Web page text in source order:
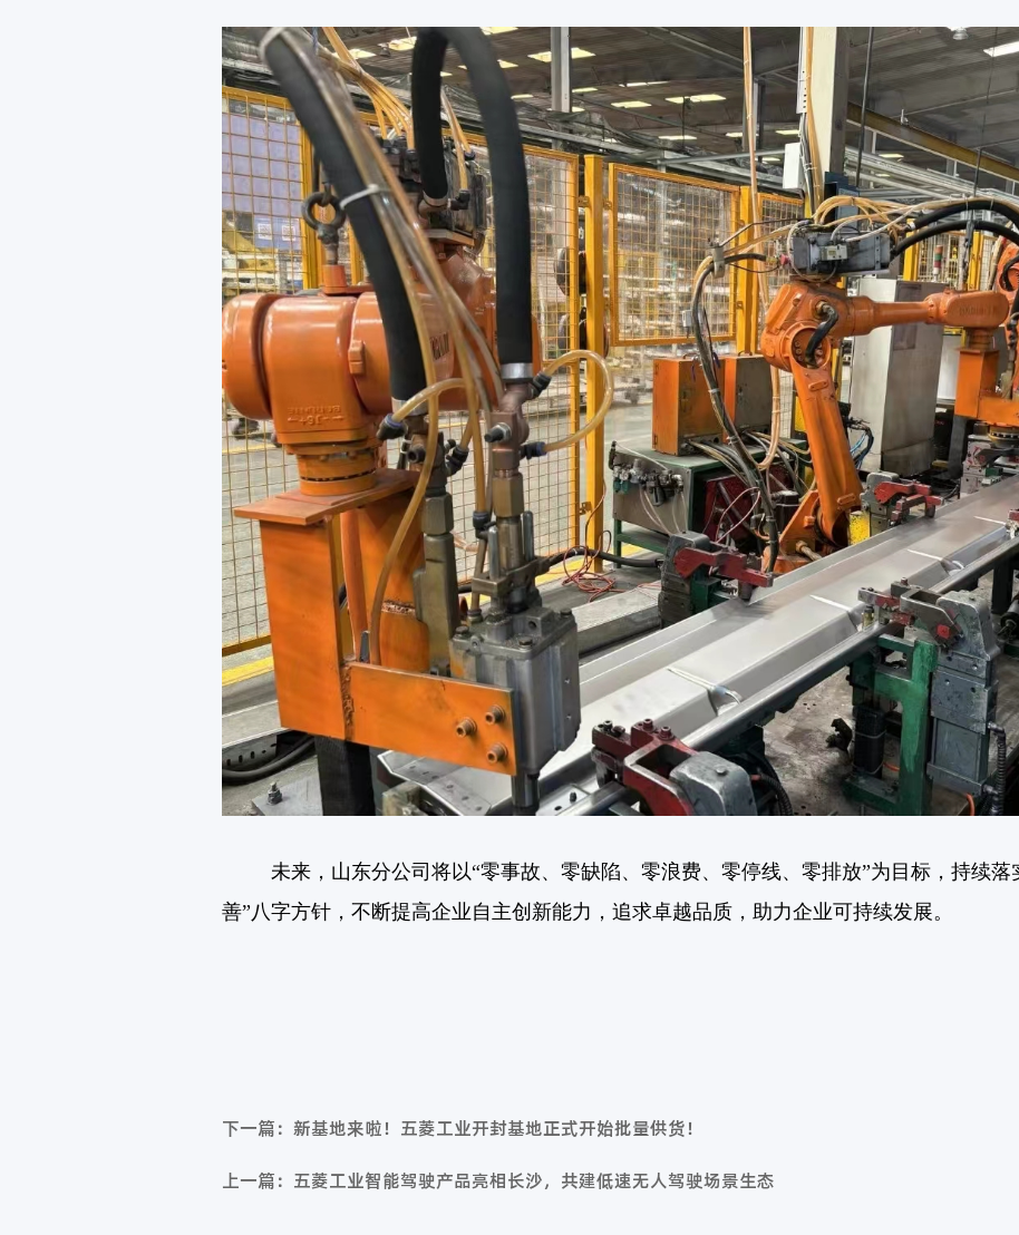
未来，山东分公司将以“零事故、零缺陷、零浪费、零停线、零排放”为目标，持续
善”八字方针，不断提高企业自主创新能力，追求卓越品质，助力企业可持续发展。
下一篇：新基地来啦！五菱工业开封基地正式开始批量供货！
上一篇：五菱工业智能驾驶产品亮相长沙，共建低速无人驾驶场景生态